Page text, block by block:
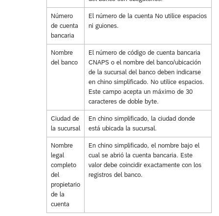
Número
de cuenta
bancaria
El número de la cuenta No utilice espacios
ni guiones.
Nombre
del banco
El número de código de cuenta bancaria
CNAPS o el nombre del banco/ubicación
de la sucursal del banco deben indicarse
en chino simplificado. No utilice espacios.
Este campo acepta un máximo de 30
caracteres de doble byte.
Ciudad de
la sucursal
En chino simplificado, la ciudad donde
está ubicada la sucursal.
Nombre
legal
completo
del
propietario
de la
cuenta
En chino simplificado, el nombre bajo el
cual se abrió la cuenta bancaria. Este
valor debe coincidir exactamente con los
registros del banco.